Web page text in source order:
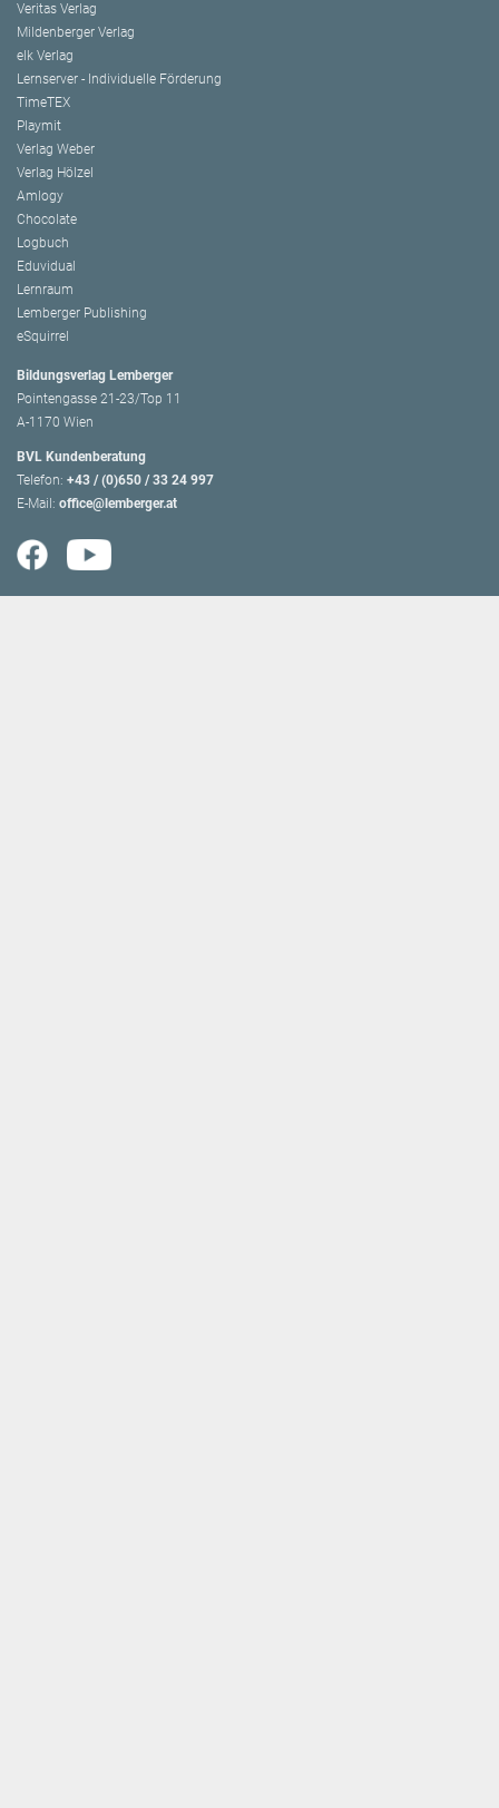
Veritas Verlag
Mildenberger Verlag
elk Verlag
Lernserver - Individuelle Förderung
TimeTEX
Playmit
Verlag Weber
Verlag Hölzel
Amlogy
Chocolate
Logbuch
Eduvidual
Lernraum
Lemberger Publishing
eSquirrel
Bildungsverlag Lemberger
Pointengasse 21-23/Top 11
A-1170 Wien
BVL Kundenberatung
Telefon: +43 / (0)650 / 33 24 997
E-Mail: office@lemberger.at